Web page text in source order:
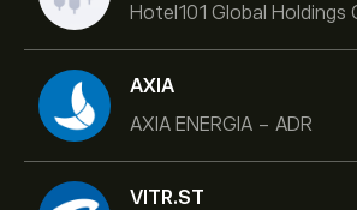
Hotel101 Global Holdings
AXIA
AXIA ENERGIA - ADR
VITR.ST